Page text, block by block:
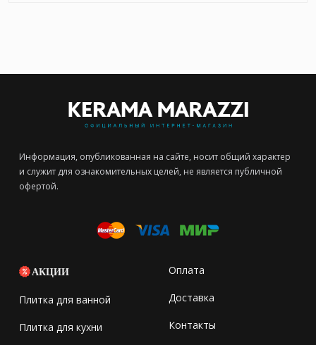
Информация, опубликованная на сайте, носит общий характер
и служит для ознакомительных целей, не является публичной
офертой.
АКЦИИ
Плитка для ванной
Плитка для кухни
Оплата
Доставка
Контакты